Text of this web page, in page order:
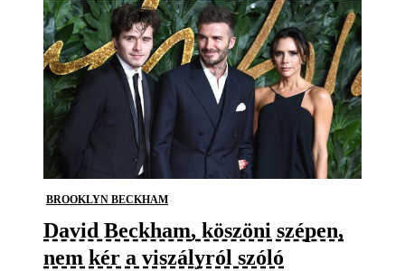
BROOKLYN BECKHAM
David Beckham, köszöni szépen,
nem kér a viszályról szóló